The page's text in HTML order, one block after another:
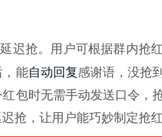
迟抢。用户可根据群内抢
，能自动回复感谢语，没抢
包时无需手动发送口令，
抢，让用户能巧妙制定抢红